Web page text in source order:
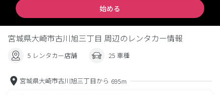
始める
宮城県大崎市古川旭三丁目 周辺のレンタカー情報
5 レンタカー店舗 25 車種
宮城県大崎市古川旭三丁目から 695m